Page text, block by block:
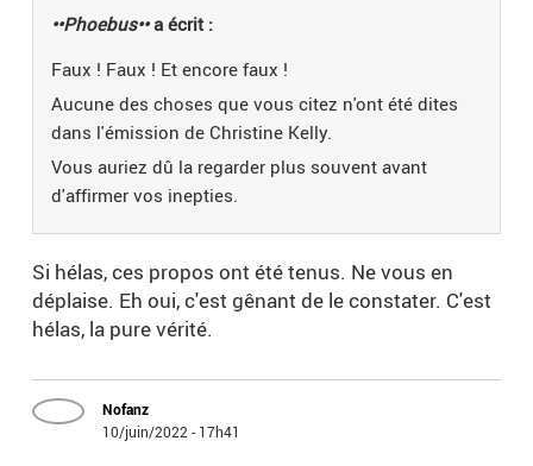
••Phoebus••a écrit :
Faux ! Faux ! Et encore faux !
Aucune des choses que vous citez n'ont été dites
dans l'émission de Christine Kelly.
Vous auriez dû la regarder plus souvent avant
d'affirmer vos inepties.
Si hélas, ces propos ont été tenus. Ne vous en
déplaise. Eh oui, c'est gênant de le constater. C'est
hélas, la pure vérité.
Nofanz
10/juin/2022 - 17h41